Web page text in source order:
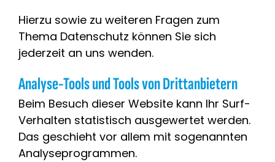
Hierzu sowie zu weiteren Fragen zum
Thema Datenschutz können Sie sich
jederzeit an uns wenden.
Analyse-Tools und Tools von Dritt­anbietern
Beim Besuch dieser Website kann Ihr Surf-
Verhalten statistisch ausgewertet werden.
Das geschieht vor allem mit sogenannten
Analyseprogrammen.